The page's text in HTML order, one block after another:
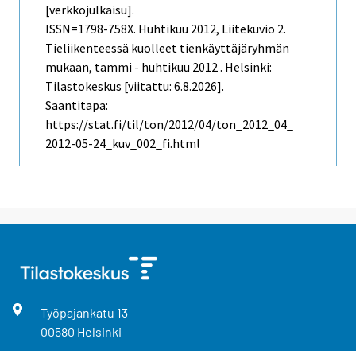
[verkkojulkaisu].
ISSN=1798-758X. Huhtikuu 2012, Liitekuvio 2.
Tieliikenteessä kuolleet tienkäyttäjäryhmän
mukaan, tammi - huhtikuu 2012 . Helsinki:
Tilastokeskus [viitattu: 6.8.2026].
Saantitapa:
https://stat.fi/til/ton/2012/04/ton_2012_04_
2012-05-24_kuv_002_fi.html
Työpajankatu 13
00580 Helsinki